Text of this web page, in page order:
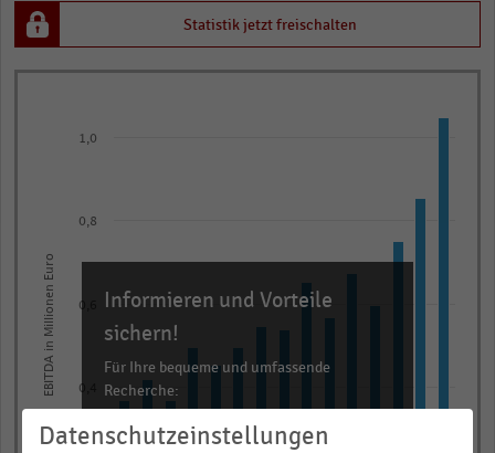
Statistik jetzt freischalten
has
axis
displaying
categories.
Range:
EBITDA in Millionen Euro 0,4
0,6
0,8
1,0
Informieren und Vorteile
sichern!
Für Ihre bequeme und umfassende
Recherche:
Über 300.000 Daten und Kennzahlen
Datenschutzeinstellungen